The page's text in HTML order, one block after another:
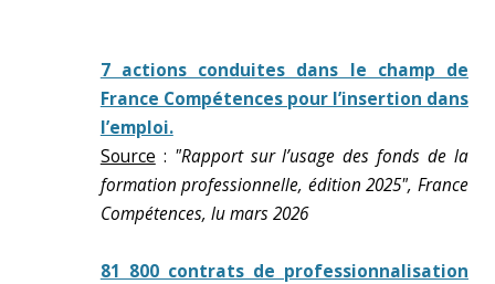
7 actions conduites dans le champ de
France Compétences pour l’insertion dans
l’emploi.
Source : "Rapport sur l’usage des fonds de la
formation professionnelle, édition 2025", France
Compétences, lu mars 2026
81 800 contrats de professionnalisation